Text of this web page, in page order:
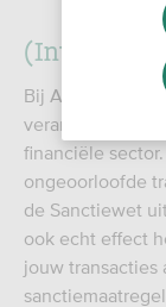
Bij ASN Bank
financiële
ongeoorloofde
de Sanctiewet
ook echt effect
jouw transacties